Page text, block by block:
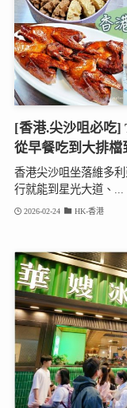
[香港.尖沙咀必吃]
從早餐吃到大排檔
香港尖沙咀坐落維多
行就能到星光大道、...
2026-02-24 HK-香港